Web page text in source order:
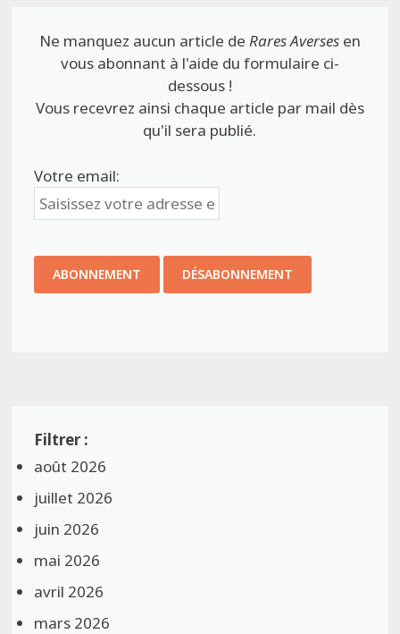
Ne manquez aucun article de Rares Aversesen
vous abonnant à l'aide du formulaire ci-
dessous !
Vous recevrez ainsi chaque article par mail dès
qu'il sera publié.
Votre email:
août 2026
juillet 2026
juin 2026
mai 2026
avril 2026
mars 2026